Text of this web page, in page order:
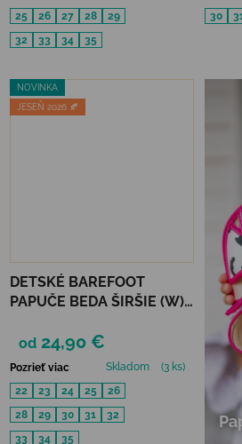
25
26 27 28
29
32
33 34 35
30
NOVINKA
JESEŇ 2026 🍂
DETSKÉ BAREFOOT
PAPUČE BEDA ŠIRŠIE (W) -
od 24,90 €
Pozrieť viac Skladom
(3 ks)
22
23 24 25
26
28
29 30 31
32
33
34 35